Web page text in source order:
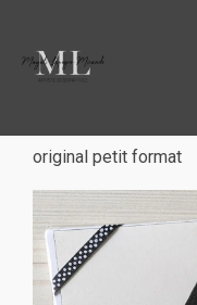
original petit format